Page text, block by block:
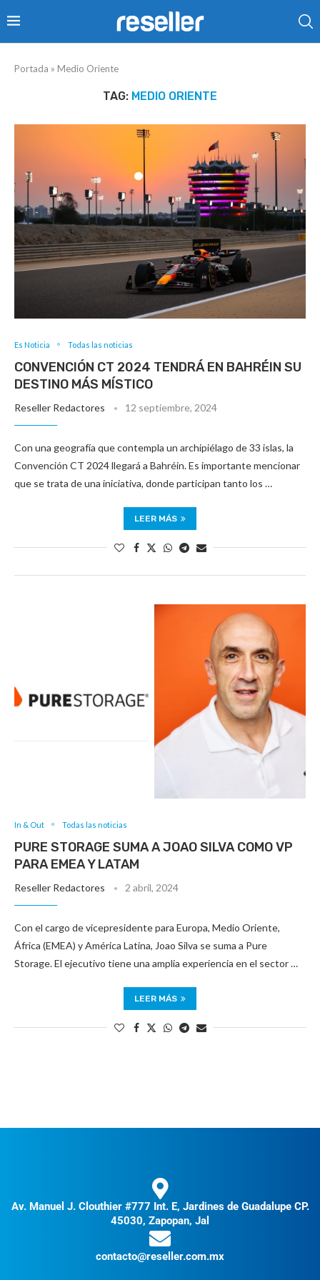
Portada » Medio Oriente
TAG: MEDIO ORIENTE
Es Noticia Todas las noticias
CONVENCIÓN CT 2024 TENDRÁ EN BAHRÉIN SU
DESTINO MÁS MÍSTICO
Reseller Redactores 12 septiembre, 2024
Con una geografía que contempla un archipiélago de 33 islas, la
Convención CT 2024 llegará a Bahréin. Es importante mencionar
que se trata de una iniciativa, donde participan tanto los …
LEER MÁS
In & Out Todas las noticias
PURE STORAGE SUMA A JOAO SILVA COMO VP
PARA EMEA Y LATAM
Reseller Redactores 2 abril, 2024
Con el cargo de vicepresidente para Europa, Medio Oriente,
África (EMEA) y América Latina, Joao Silva se suma a Pure
Storage. El ejecutivo tiene una amplia experiencia en el sector …
LEER MÁS
Av. Manuel J. Clouthier #777 Int. E, Jardines de Guadalupe CP.
45030, Zapopan, Jal
contacto@reseller.com.mx